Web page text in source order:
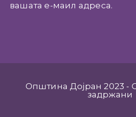
вашата е-маил адреса.
Општина Дојран 2023 -
задржани